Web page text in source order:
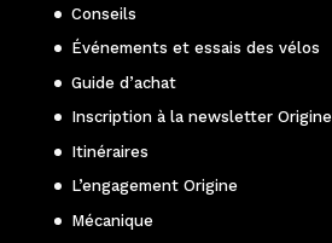
Conseils
Événements et essais des vélos
Guide d’achat
Inscription à la newsletter Origine
Itinéraires
L’engagement Origine
Mécanique